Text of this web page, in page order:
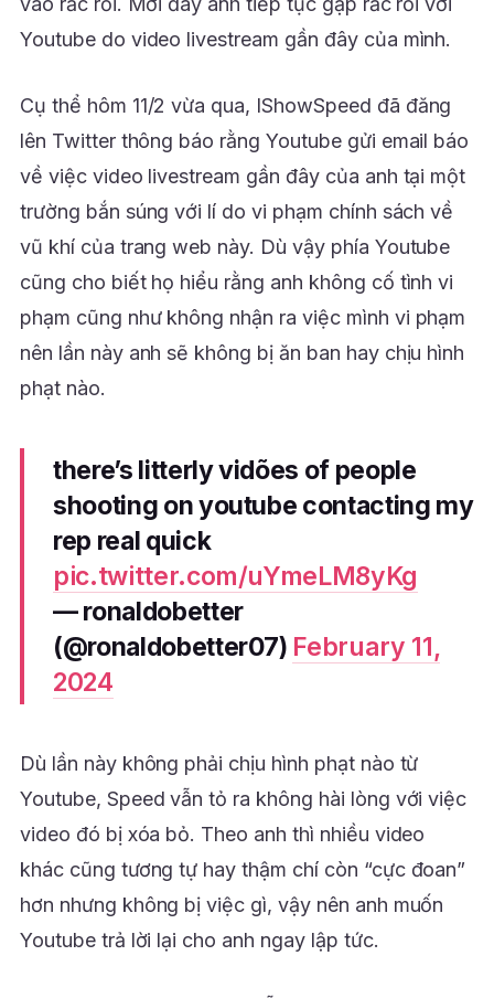
Youtube do video livestream gần đây của mình.
Cụ thể hôm 11/2 vừa qua, IShowSpeed đã đăng
lên Twitter thông báo rằng Youtube gửi email báo
về việc video livestream gần đây của anh tại một
trường bắn súng với lí do vi phạm chính sách về
vũ khí của trang web này. Dù vậy phía Youtube
cũng cho biết họ hiểu rằng anh không cố tình vi
phạm cũng như không nhận ra việc mình vi phạm
nên lần này anh sẽ không bị ăn ban hay chịu hình
phạt nào.
there’s litterly vidões of people
shooting on youtube contacting my
rep real quick
pic.twitter.com/uYmeLM8yKg
— ronaldobetter
(@ronaldobetter07) February 11,
2024
Dù lần này không phải chịu hình phạt nào từ
Youtube, Speed vẫn tỏ ra không hài lòng với việc
video đó bị xóa bỏ. Theo anh thì nhiều video
khác cũng tương tự hay thậm chí còn “cực đoan”
hơn nhưng không bị việc gì, vậy nên anh muốn
Youtube trả lời lại cho anh ngay lập tức.